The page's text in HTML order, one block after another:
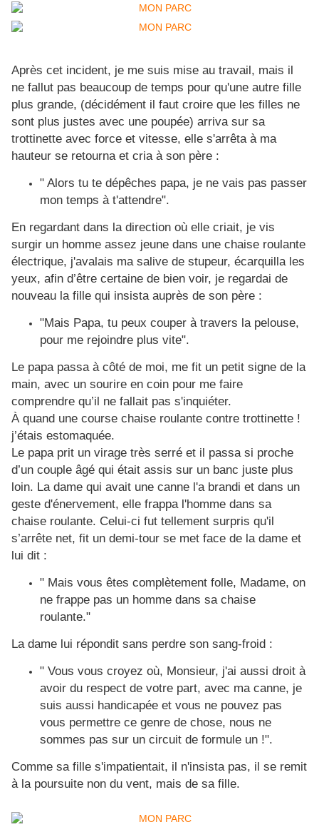
Après cet incident, je me suis mise au travail, mais il
ne fallut pas beaucoup de temps pour qu'une autre fille
plus grande, (décidément il faut croire que les filles ne
sont plus justes avec une poupée) arriva sur sa
trottinette avec force et vitesse, elle s'arrêta à ma
hauteur se retourna et cria à son père :
" Alors tu te dépêches papa, je ne vais pas passer
mon temps à t'attendre".
En regardant dans la direction où elle criait, je vis
surgir un homme assez jeune dans une chaise roulante
électrique, j'avalais ma salive de stupeur, écarquilla les
yeux, afin d’être certaine de bien voir, je regardai de
nouveau la fille qui insista auprès de son père :
"Mais Papa, tu peux couper à travers la pelouse,
pour me rejoindre plus vite".
Le papa passa à côté de moi, me fit un petit signe de la
main, avec un sourire en coin pour me faire
comprendre qu’il ne fallait pas s'inquiéter.
À quand une course chaise roulante contre trottinette !
j’étais estomaquée.
Le papa prit un virage très serré et il passa si proche
d’un couple âgé qui était assis sur un banc juste plus
loin. La dame qui avait une canne l'a brandi et dans un
geste d'énervement, elle frappa l'homme dans sa
chaise roulante. Celui-ci fut tellement surpris qu'il
s’arrête net, fit un demi-tour se met face de la dame et
lui dit :
" Mais vous êtes complètement folle, Madame, on
ne frappe pas un homme dans sa chaise
roulante."
La dame lui répondit sans perdre son sang-froid :
" Vous vous croyez où, Monsieur, j'ai aussi droit à
avoir du respect de votre part, avec ma canne, je
suis aussi handicapée et vous ne pouvez pas
vous permettre ce genre de chose, nous ne
sommes pas sur un circuit de formule un !".
Comme sa fille s'impatientait, il n'insista pas, il se remit
à la poursuite non du vent, mais de sa fille.